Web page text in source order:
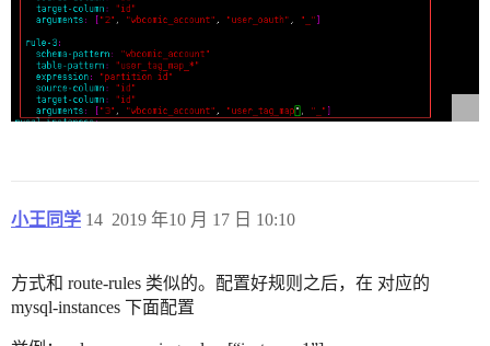
小王同学 2019 年10 月 17 日 10:10
14
方式和 route-rules 类似的。配置好规则之后，在 对应的
mysql-instances 下面配置